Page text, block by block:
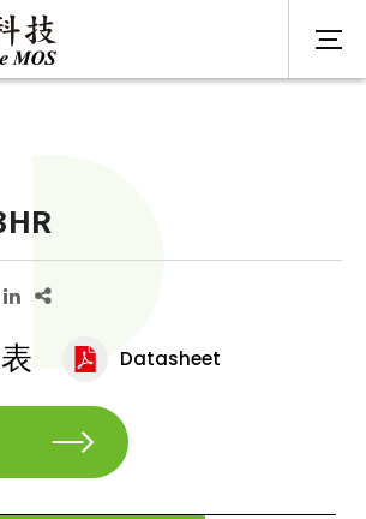
Datasheet